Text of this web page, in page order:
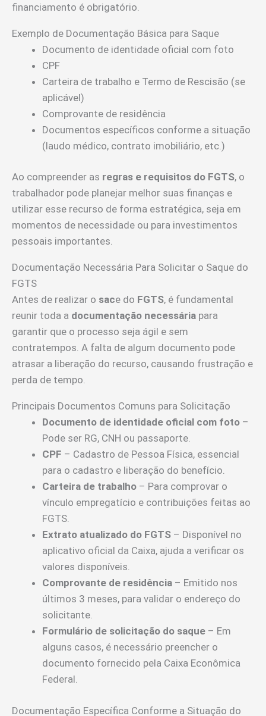
financiamento é obrigatório.
Exemplo de Documentação Básica para Saque
Documento de identidade oficial com foto
CPF
Carteira de trabalho e Termo de Rescisão (se
aplicável)
Comprovante de residência
Documentos específicos conforme a situação
(laudo médico, contrato imobiliário, etc.)
Ao compreender as regras e requisitos do FGTS, o
trabalhador pode planejar melhor suas finanças e
utilizar esse recurso de forma estratégica, seja em
momentos de necessidade ou para investimentos
pessoais importantes.
Documentação Necessária Para Solicitar o Saque do
FGTS
Antes de realizar o sace do FGTS, é fundamental
reunir toda a documentação necessária para
garantir que o processo seja ágil e sem
contratempos. A falta de algum documento pode
atrasar a liberação do recurso, causando frustração e
perda de tempo.
Principais Documentos Comuns para Solicitação
Documento de identidade oficial com foto –
Pode ser RG, CNH ou passaporte.
CPF – Cadastro de Pessoa Física, essencial
para o cadastro e liberação do benefício.
Carteira de trabalho – Para comprovar o
vínculo empregatício e contribuições feitas ao
FGTS.
Extrato atualizado do FGTS – Disponível no
aplicativo oficial da Caixa, ajuda a verificar os
valores disponíveis.
Comprovante de residência – Emitido nos
últimos 3 meses, para validar o endereço do
solicitante.
Formulário de solicitação do saque – Em
alguns casos, é necessário preencher o
documento fornecido pela Caixa Econômica
Federal.
Documentação Específica Conforme a Situação do